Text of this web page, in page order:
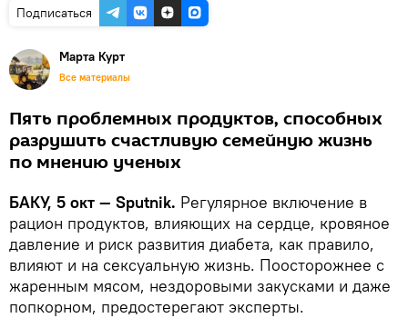
Подписаться
Марта Курт
Все материалы
Пять проблемных продуктов, способных
разрушить счастливую семейную жизнь
по мнению ученых
БАКУ, 5 окт — Sputnik. Регулярное включение в
рацион продуктов, влияющих на сердце, кровяное
давление и риск развития диабета, как правило,
влияют и на сексуальную жизнь. Поосторожнее с
жаренным мясом, нездоровыми закусками и даже
попкорном, предостерегают эксперты.